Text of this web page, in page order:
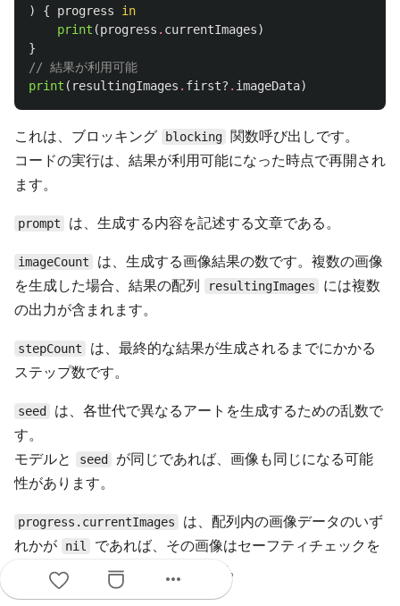
)
{ progress
in
print (progress . currentImages)
}
// 結果が利用可能
print ( resultingImages . first? . imageData)
これは、ブロッキング blocking 関数呼び出しです。
コードの実行は、結果が利用可能になった時点で再開され
ます。
prompt は、生成する内容を記述する文章である。
imageCount
は、生成する画像結果の数です。複数の画像
を生成した場合、結果の配列
resultingImages
には複数
の出力が含まれます。
stepCount
は、最終的な結果が生成されるまでにかかる
ステップ数です。
seed
は、各世代で異なるアートを生成するための乱数で
す。
モデルと
seed
が同じであれば、画像も同じになる可能
性があります。
progress.currentImages
は、配列内の画像データのいず
れかが
nil
であれば、その画像はセーフティチェックを
通過していないことを意味します。
more_horiz